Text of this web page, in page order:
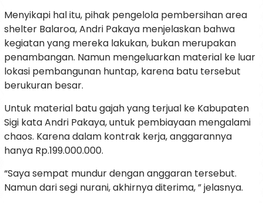
Menyikapi hal itu, pihak pengelola pembersihan area
shelter Balaroa, Andri Pakaya menjelaskan bahwa
kegiatan yang mereka lakukan, bukan merupakan
penambangan. Namun mengeluarkan material ke luar
lokasi pembangunan huntap, karena batu tersebut
berukuran besar.
Untuk material batu gajah yang terjual ke Kabupaten
Sigi kata Andri Pakaya, untuk pembiayaan mengalami
chaos. Karena dalam kontrak kerja, anggarannya
hanya Rp.199.000.000.
“Saya sempat mundur dengan anggaran tersebut.
Namun dari segi nurani, akhirnya diterima, ” jelasnya.